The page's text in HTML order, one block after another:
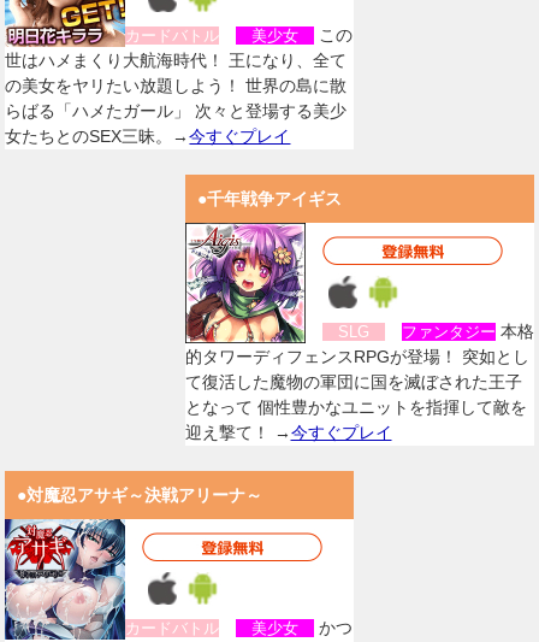
カードバトル 美少女
この
世はハメまくり大航海時代！ 王になり、全て
の美女をヤリたい放題しよう！ 世界の島に散
らばる「ハメたガール」 次々と登場する美少
女たちとのSEX三昧。→今すぐプレイ
●千年戦争アイギス
SLG ファンタジー 本格
的タワーディフェンスRPGが登場！ 突如とし
て復活した魔物の軍団に国を滅ぼされた王子
となって 個性豊かなユニットを指揮して敵を
迎え撃て！ →今すぐプレイ
●対魔忍アサギ～決戦アリーナ～
カードバトル 美少女
かつ